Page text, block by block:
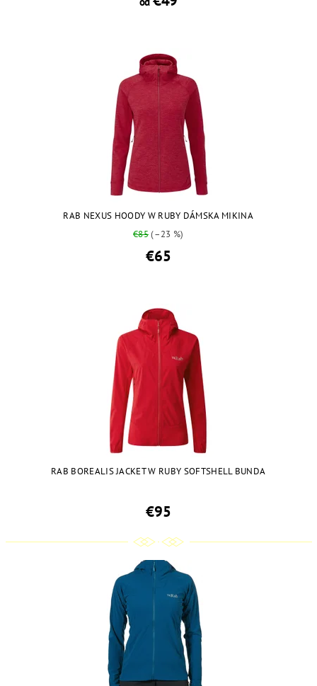
RAB NEXUS HOODY W RUBY DÁMSKA MIKINA
€85(–23 %)
€65
RAB BOREALIS JACKET W RUBY SOFTSHELL BUNDA
€95